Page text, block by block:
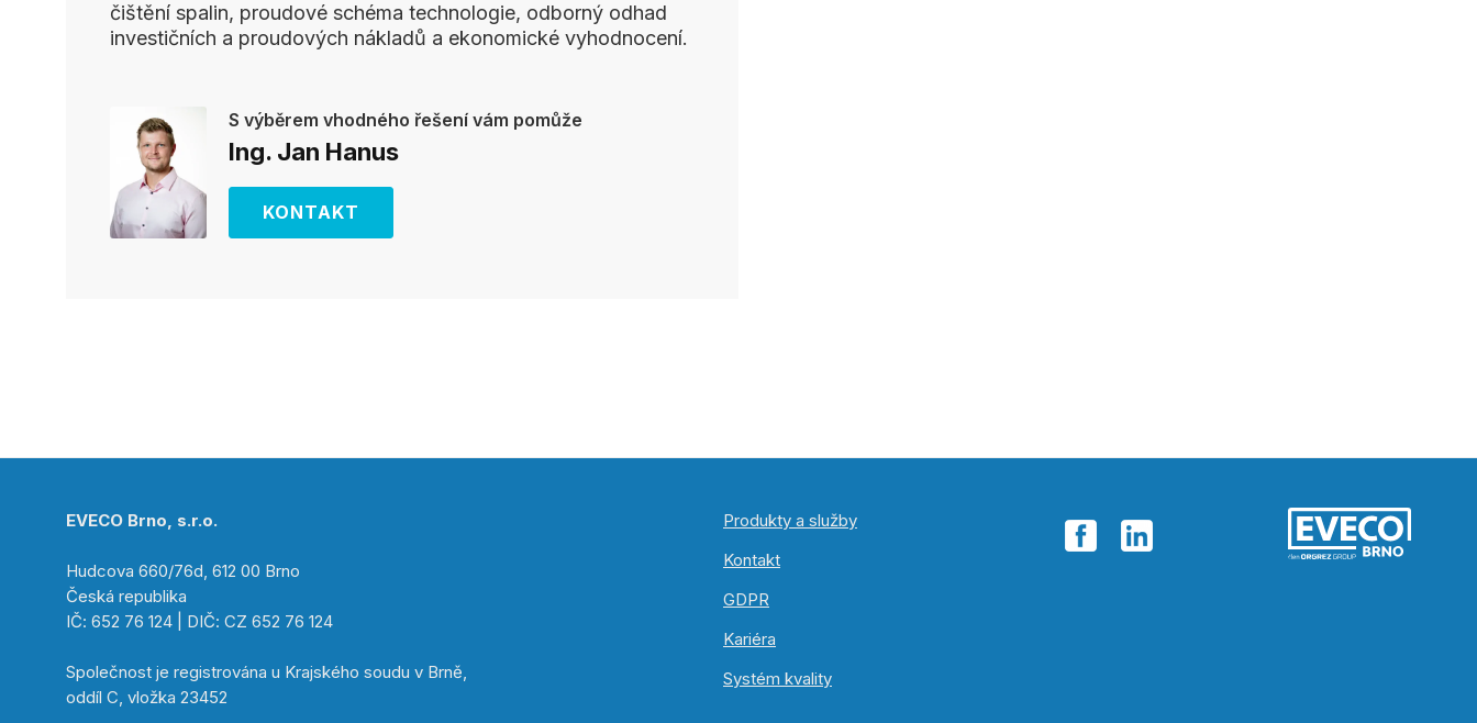
čištění spalin, proudové schéma technologie, odborný odhad
investičních a proudových nákladů a ekonomické vyhodnocení.
S výběrem vhodného řešení vám pomůže
Ing. Jan Hanus
KONTAKT
EVECO Brno, s.r.o.
Hudcova 660/76d, 612 00 Brno
Česká republika
IČ: 652 76 124 | DIČ: CZ 652 76 124
Společnost je registrována u Krajského soudu v Brně,
oddíl C, vložka 23452
Produkty a služby
Kontakt
GDPR
Kariéra
Systém kvality